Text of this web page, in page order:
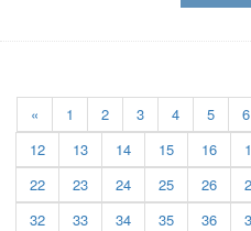
« 1 2 3 4 5 6
12
13 14 15 16
22
23 24 25 26
32
33 34 35 36